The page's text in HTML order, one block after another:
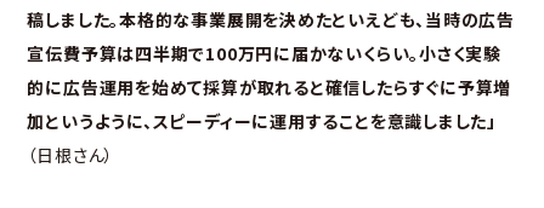
稿しました。本格的な事業展開を決めたといえども、当時の広告
宣伝費予算は四半期で100万円に届かないくらい。小さく実験
的に広告運用を始めて採算が取れると確信したらすぐに予算増
加というように、スピーディーに運用することを意識しました」
（日根さん）